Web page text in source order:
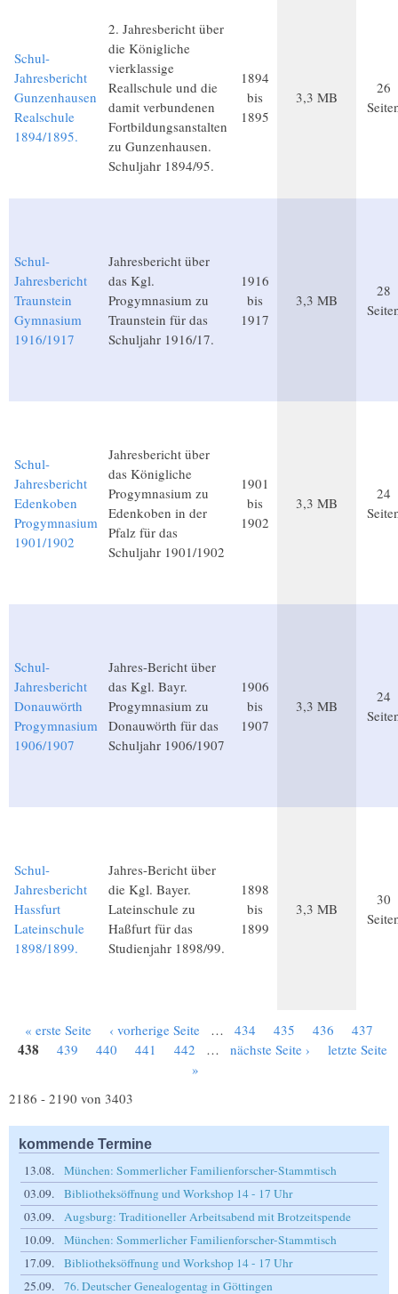
Schul-
Jahresbericht
Gunzenhausen
Realschule
1894/1895.
2. Jahresbericht über
die Königliche
vierklassige
Reallschule und die
damit verbundenen
Fortbildungsanstalten
zu Gunzenhausen.
Schuljahr 1894/95.
1894
bis
1895
3,3 MB
26
Schul-
Jahresbericht
Traunstein
Gymnasium
1916/1917
Jahresbericht über
das Kgl.
Progymnasium zu
Traunstein für das
Schuljahr 1916/17.
1916
bis
1917
3,3 MB
28
Schul-
Jahresbericht
Edenkoben
Progymnasium
1901/1902
Jahresbericht über
das Königliche
Progymnasium zu
Edenkoben in der
Pfalz für das
Schuljahr 1901/1902
1901
bis
1902
3,3 MB
24
Schul-
Jahresbericht
Donauwörth
Progymnasium
1906/1907
Jahres-Bericht über
das Kgl. Bayr.
Progymnasium zu
Donauwörth für das
Schuljahr 1906/1907
1906
bis
1907
3,3 MB
24
Schul-
Jahresbericht
Hassfurt
Lateinschule
1898/1899.
Jahres-Bericht über
die Kgl. Bayer.
Lateinschule zu
Haßfurt für das
Studienjahr 1898/99.
1898
bis
1899
3,3 MB
30
Seiten
« erste Seite ‹ vorherige Seite … 434 435 436 437
438 439 440 441 442 … nächste Seite ›
letzte Seite
»
2186 - 2190 von 3403
kommende Termine
13.08.
München: Sommerlicher Familienforscher-Stammtisch
03.09.
Bibliotheksöffnung und Workshop 14 - 17 Uhr
03.09.
Augsburg: Traditioneller Arbeitsabend mit Brotzeitspende
10.09.
München: Sommerlicher Familienforscher-Stammtisch
17.09.
Bibliotheksöffnung und Workshop 14 - 17 Uhr
25.09.
76. Deutscher Genealogentag in Göttingen